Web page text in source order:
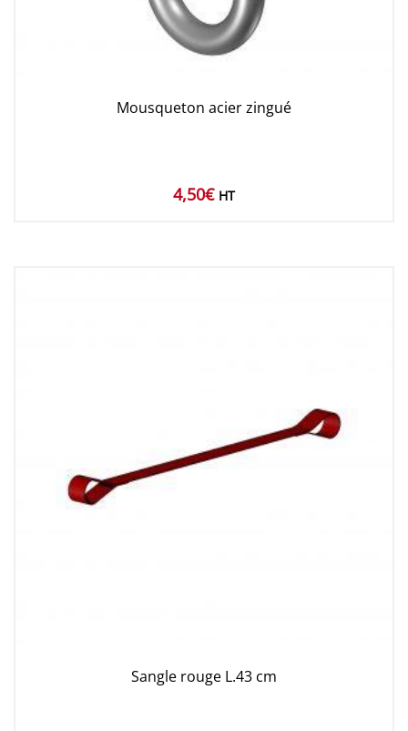
Mousqueton acier zingué
4,50€ HT
Sangle rouge L.43 cm